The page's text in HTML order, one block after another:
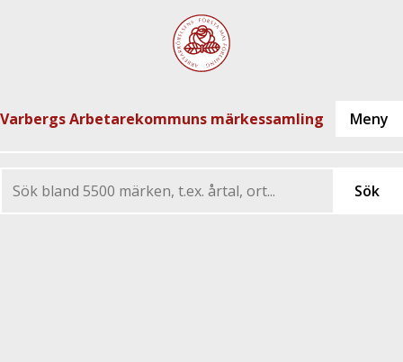
Varbergs Arbetarekommuns märkessamling